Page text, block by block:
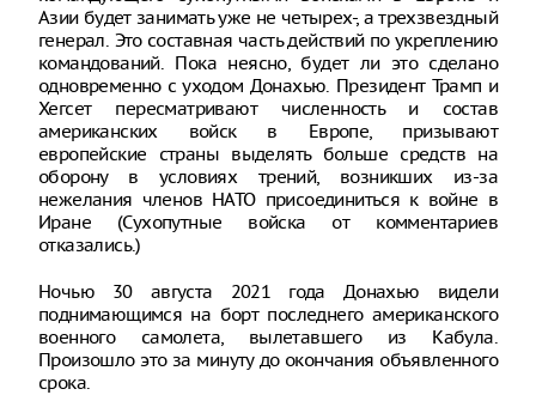
Азии будет занимать уже не четырех-, а трехзвездный
генерал. Это составная часть действий по укреплению
командований. Пока неясно, будет ли это сделано
одновременно с уходом Донахью. Президент Трамп и
Хегсет пересматривают численность и состав
американских войск в Европе, призывают
европейские страны выделять больше средств на
оборону в условиях трений, возникших из-за
нежелания членов НАТО присоединиться к войне в
Иране (Сухопутные войска от комментариев
отказались.)
Ночью 30 августа 2021 года Донахью видели
поднимающимся на борт последнего американского
военного самолета, вылетавшего из Кабула.
Произошло это за минуту до окончания объявленного
срока.